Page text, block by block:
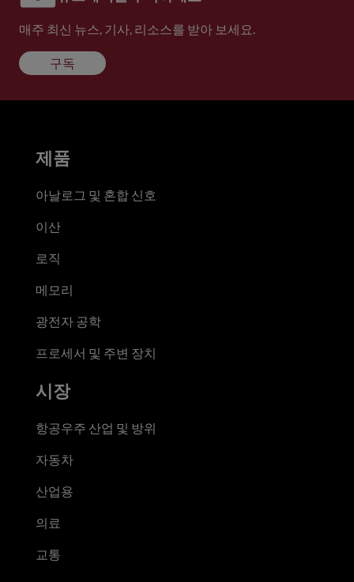
매주 최신 뉴스, 기사, 리소스를 받아 보세요.
구독
제품
아날로그 및 혼합 신호
이산
로직
메모리
광전자 공학
프로세서 및 주변 장치
시장
항공우주 산업 및 방위
자동차
산업용
의료
교통